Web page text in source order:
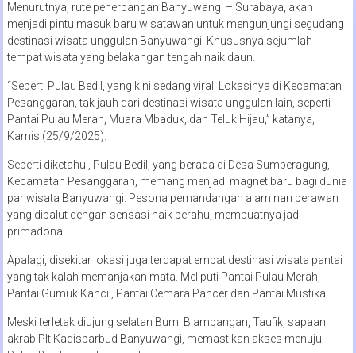
Menurutnya, rute penerbangan Banyuwangi – Surabaya, akan
menjadi pintu masuk baru wisatawan untuk mengunjungi segudang
destinasi wisata unggulan Banyuwangi. Khususnya sejumlah
tempat wisata yang belakangan tengah naik daun.
“Seperti Pulau Bedil, yang kini sedang viral. Lokasinya di Kecamatan
Pesanggaran, tak jauh dari destinasi wisata unggulan lain, seperti
Pantai Pulau Merah, Muara Mbaduk, dan Teluk Hijau,” katanya,
Kamis (25/9/2025).
Seperti diketahui, Pulau Bedil, yang berada di Desa Sumberagung,
Kecamatan Pesanggaran, memang menjadi magnet baru bagi dunia
pariwisata Banyuwangi. Pesona pemandangan alam nan perawan
yang dibalut dengan sensasi naik perahu, membuatnya jadi
primadona.
Apalagi, disekitar lokasi juga terdapat empat destinasi wisata pantai
yang tak kalah memanjakan mata. Meliputi Pantai Pulau Merah,
Pantai Gumuk Kancil, Pantai Cemara Pancer dan Pantai Mustika.
Meski terletak diujung selatan Bumi Blambangan, Taufik, sapaan
akrab Plt Kadisparbud Banyuwangi, memastikan akses menuju